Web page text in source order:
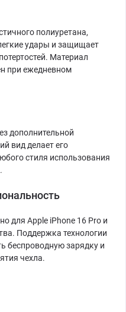
полиуретана,
удары и защищает
Материал
при ежедневном
дополнительной
вид делает его
стиля использования
для Apple iPhone 16 Pro и
Поддержка технологии
беспроводную зарядку и
чехла.